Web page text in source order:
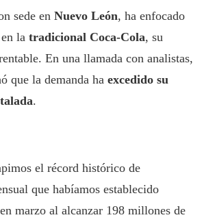
sede en Nuevo León, ha enfocado
la tradicional Coca-Cola, su
En una llamada con analistas,
que la demanda ha excedido su
.
el récord histórico de
que habíamos establecido
marzo al alcanzar 198 millones de